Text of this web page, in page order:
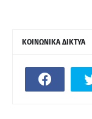
ΚΟΙΝΩΝΙΚΑ ΔΙΚΤΥΑ